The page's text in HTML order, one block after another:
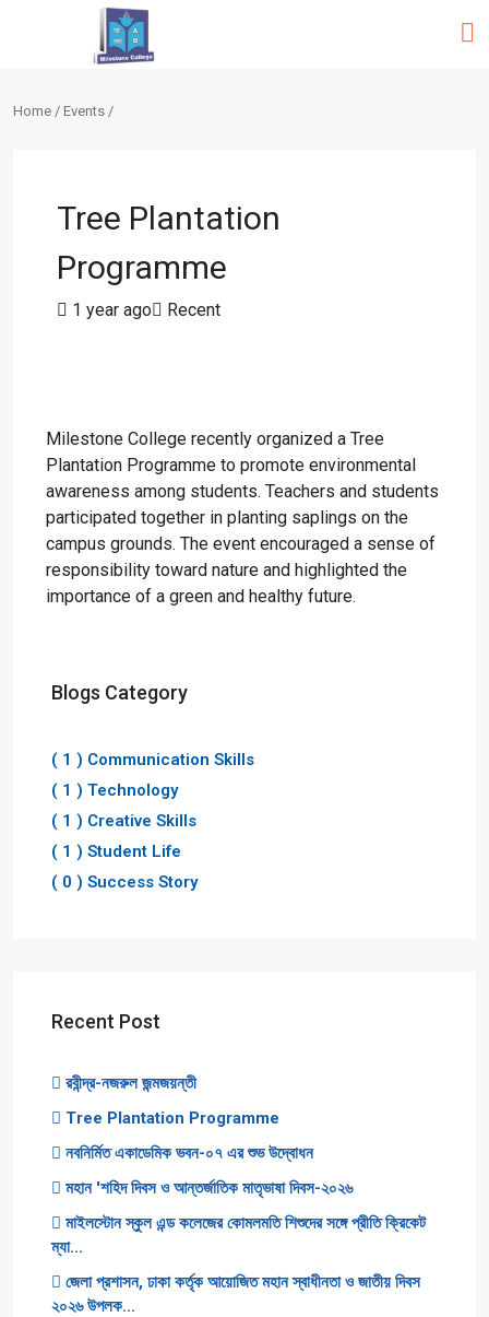
Home / Events /
Tree Plantation
Programme
1 year ago Recent
Milestone College recently organized a Tree
Plantation Programme to promote environmental
awareness among students. Teachers and students
participated together in planting saplings on the
campus grounds. The event encouraged a sense of
responsibility toward nature and highlighted the
importance of a green and healthy future.
Blogs Category
( 1 ) Communication Skills
( 1 ) Technology
( 1 ) Creative Skills
( 1 ) Student Life
( 0 ) Success Story
Recent Post
রবীন্দ্র-নজরুল জন্মজয়ন্তী
Tree Plantation Programme
নবনির্মিত একাডেমিক ভবন-০৭ এর শুভ উদ্বোধন
মহান 'শহিদ দিবস ও আন্তর্জাতিক মাতৃভাষা দিবস-২০২৬
মাইলস্টোন স্কুল এন্ড কলেজের কোমলমতি শিশুদের সঙ্গে প্রীতি ক্রিকেট
ম্যা...
জেলা প্রশাসন, ঢাকা কর্তৃক আয়োজিত মহান স্বাধীনতা ও জাতীয় দিবস
২০২৬ উপলক...